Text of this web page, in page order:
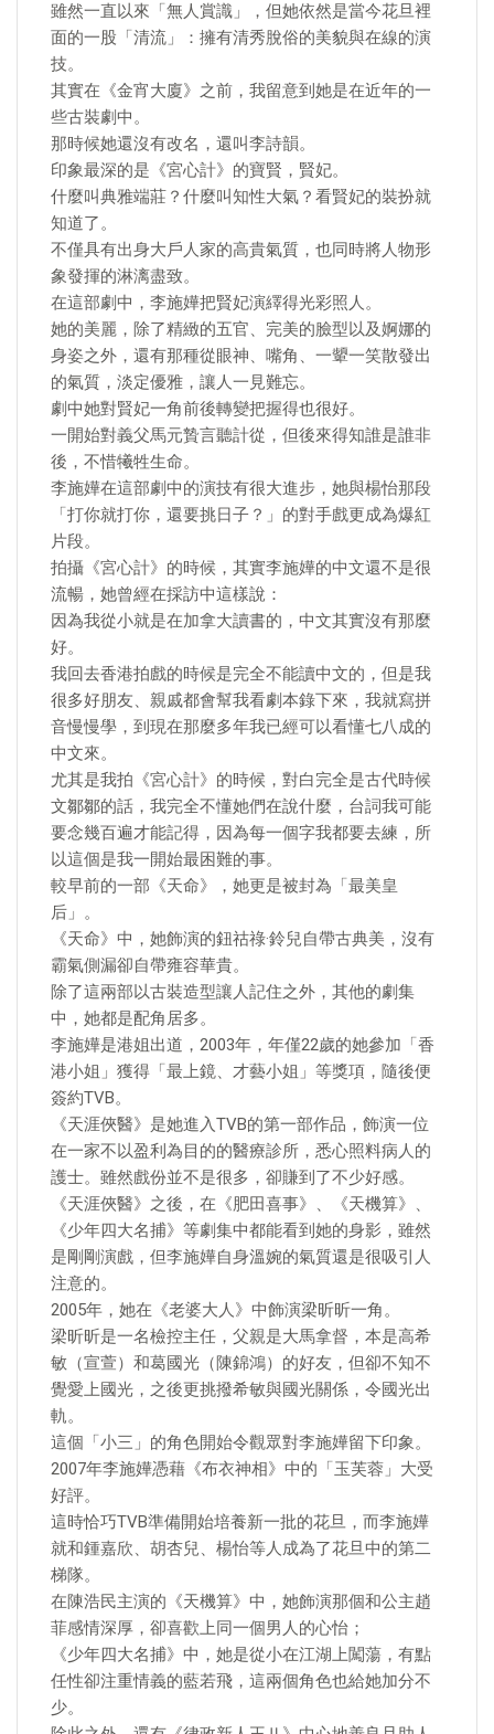
雖然一直以來「無人賞識」，但她依然是當今花旦裡
面的一股「清流」：擁有清秀脫俗的美貌與在線的演
技。
其實在《金宵大廈》之前，我留意到她是在近年的一
些古裝劇中。
那時候她還沒有改名，還叫李詩韻。
印象最深的是《宮心計》的寶賢，賢妃。
什麼叫典雅端莊？什麼叫知性大氣？看賢妃的裝扮就
知道了。
不僅具有出身大戶人家的高貴氣質，也同時將人物形
象發揮的淋漓盡致。
在這部劇中，李施嬅把賢妃演繹得光彩照人。
她的美麗，除了精緻的五官、完美的臉型以及婀娜的
身姿之外，還有那種從眼神、嘴角、一顰一笑散發出
的氣質，淡定優雅，讓人一見難忘。
劇中她對賢妃一角前後轉變把握得也很好。
一開始對義父馬元贄言聽計從，但後來得知誰是誰非
後，不惜犧牲生命。
李施嬅在這部劇中的演技有很大進步，她與楊怡那段
「打你就打你，還要挑日子？」的對手戲更成為爆紅
片段。
拍攝《宮心計》的時候，其實李施嬅的中文還不是很
流暢，她曾經在採訪中這樣說：
因為我從小就是在加拿大讀書的，中文其實沒有那麼
好。
我回去香港拍戲的時候是完全不能讀中文的，但是我
很多好朋友、親戚都會幫我看劇本錄下來，我就寫拼
音慢慢學，到現在那麼多年我已經可以看懂七八成的
中文來。
尤其是我拍《宮心計》的時候，對白完全是古代時候
文鄒鄒的話，我完全不懂她們在說什麼，台詞我可能
要念幾百遍才能記得，因為每一個字我都要去練，所
以這個是我一開始最困難的事。
較早前的一部《天命》，她更是被封為「最美皇
后」。
《天命》中，她飾演的鈕祜祿·鈴兒自帶古典美，沒有
霸氣側漏卻自帶雍容華貴。
除了這兩部以古裝造型讓人記住之外，其他的劇集
中，她都是配角居多。
李施嬅是港姐出道，2003年，年僅22歲的她參加「香
港小姐」獲得「最上鏡、才藝小姐」等獎項，隨後便
簽約TVB。
《天涯俠醫》是她進入TVB的第一部作品，飾演一位
在一家不以盈利為目的的醫療診所，悉心照料病人的
護士。雖然戲份並不是很多，卻賺到了不少好感。
《天涯俠醫》之後，在《肥田喜事》、《天機算》、
《少年四大名捕》等劇集中都能看到她的身影，雖然
是剛剛演戲，但李施嬅自身溫婉的氣質還是很吸引人
注意的。
2005年，她在《老婆大人》中飾演梁昕昕一角。
梁昕昕是一名檢控主任，父親是大馬拿督，本是高希
敏（宣萱）和葛國光（陳錦鴻）的好友，但卻不知不
覺愛上國光，之後更挑撥希敏與國光關係，令國光出
軌。
這個「小三」的角色開始令觀眾對李施嬅留下印象。
2007年李施嬅憑藉《布衣神相》中的「玉芙蓉」大受
好評。
這時恰巧TVB準備開始培養新一批的花旦，而李施嬅
就和鍾嘉欣、胡杏兒、楊怡等人成為了花旦中的第二
梯隊。
在陳浩民主演的《天機算》中，她飾演那個和公主趙
菲感情深厚，卻喜歡上同一個男人的心怡；
《少年四大名捕》中，她是從小在江湖上闖蕩，有點
任性卻注重情義的藍若飛，這兩個角色也給她加分不
少。